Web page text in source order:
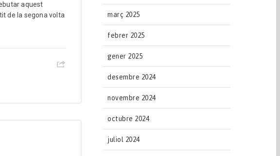
aquest
de la segona volta
març 2025
febrer 2025
gener 2025
desembre 2024
novembre 2024
octubre 2024
juliol 2024